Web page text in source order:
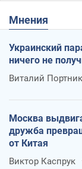
Мнения
Украинский
ничего не
Виталий
Москва
дружба
от Китая
Виктор Каспрук